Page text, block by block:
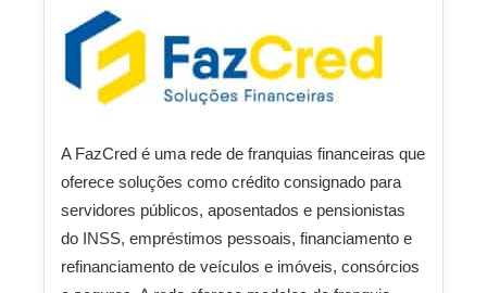
A FazCred é uma rede de franquias financeiras que
oferece soluções como crédito consignado para
servidores públicos, aposentados e pensionistas
do INSS, empréstimos pessoais, financiamento e
refinanciamento de veículos e imóveis, consórcios